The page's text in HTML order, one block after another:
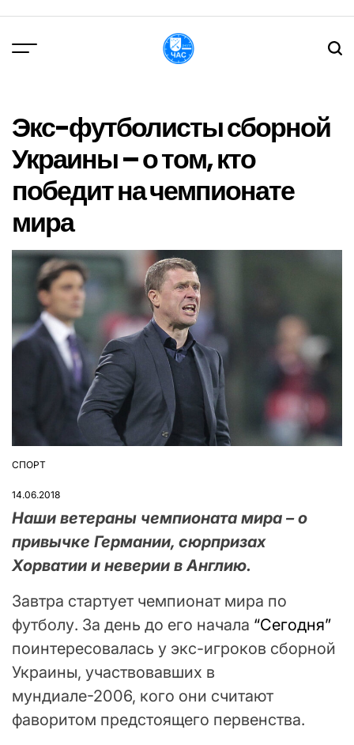
вмісту
Экс-футболисты сборной
Украины – о том, кто
победит на чемпионате
мира
ОПУБЛІКУВАТИ
СПОРТ
14.06.2018
Наши ветераны чемпионата мира – о
привычке Германии, сюрпри­зах
Хорватии и неверии в Англию.
Завтра стартует чемпионат мира по
футболу. За день до его начала “Сегодня”
поинтересовалась у экс-игроков сборной
Украины, участвовавших в
мундиале-2006, кого они считают
фаворитом предстоящего первенства.